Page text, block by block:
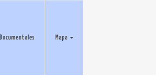
Documentales Mapa